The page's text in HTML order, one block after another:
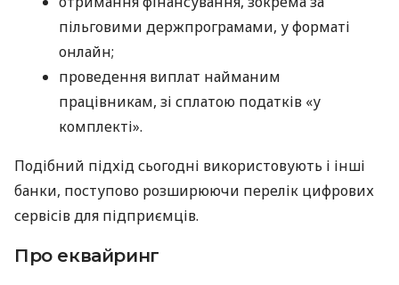
пільговими держпрограмами, у форматі
онлайн;
проведення виплат найманим
працівникам, зі сплатою податків «у
комплекті».
Подібний підхід сьогодні використовують і інші
банки, поступово розширюючи перелік цифрових
сервісів для підприємців.
Про еквайринг